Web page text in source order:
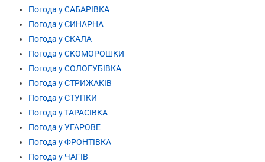
Погода у САБАРІВКА
Погода у СИНАРНА
Погода у СКАЛА
Погода у СКОМОРОШКИ
Погода у СОЛОГУБІВКА
Погода у СТРИЖАКІВ
Погода у СТУПКИ
Погода у ТАРАСІВКА
Погода у УГАРОВЕ
Погода у ФРОНТІВКА
Погода у ЧАГІВ